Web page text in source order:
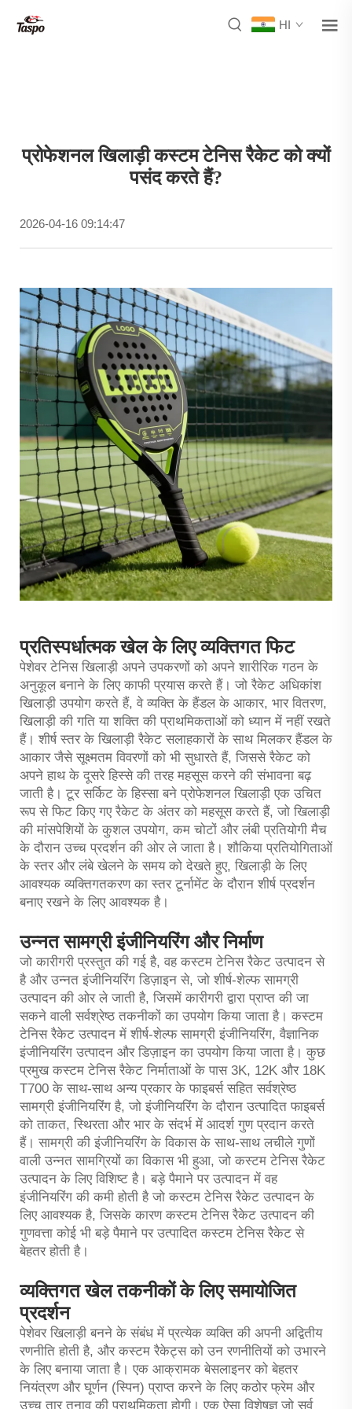
HI
प्रोफेशनल खिलाड़ी कस्टम टेनिस रैकेट को क्यों
पसंद करते हैं?
2026-04-16 09:14:47
प्रतिस्पर्धात्मक खेल के लिए व्यक्तिगत फिट
पेशेवर टेनिस खिलाड़ी अपने उपकरणों को अपने शारीरिक गठन के
अनुकूल बनाने के लिए काफी प्रयास करते हैं। जो रैकेट अधिकांश
खिलाड़ी उपयोग करते हैं, वे व्यक्ति के हैंडल के आकार, भार वितरण,
खिलाड़ी की गति या शक्ति की प्राथमिकताओं को ध्यान में नहीं रखते
हैं। शीर्ष स्तर के खिलाड़ी रैकेट सलाहकारों के साथ मिलकर हैंडल के
आकार जैसे सूक्ष्मतम विवरणों को भी सुधारते हैं, जिससे रैकेट को
अपने हाथ के दूसरे हिस्से की तरह महसूस करने की संभावना बढ़
जाती है। टूर सर्किट के हिस्सा बने प्रोफेशनल खिलाड़ी एक उचित
रूप से फिट किए गए रैकेट के अंतर को महसूस करते हैं, जो खिलाड़ी
की मांसपेशियों के कुशल उपयोग, कम चोटों और लंबी प्रतियोगी मैच
के दौरान उच्च प्रदर्शन की ओर ले जाता है। शौकिया प्रतियोगिताओं
के स्तर और लंबे खेलने के समय को देखते हुए, खिलाड़ी के लिए
आवश्यक व्यक्तिगतकरण का स्तर टूर्नामेंट के दौरान शीर्ष प्रदर्शन
बनाए रखने के लिए आवश्यक है।
उन्नत सामग्री इंजीनियरिंग और निर्माण
जो कारीगरी प्रस्तुत की गई है, वह कस्टम टेनिस रैकेट उत्पादन से
है और उन्नत इंजीनियरिंग डिज़ाइन से, जो शीर्ष-शेल्फ सामग्री
उत्पादन की ओर ले जाती है, जिसमें कारीगरी द्वारा प्राप्त की जा
सकने वाली सर्वश्रेष्ठ तकनीकों का उपयोग किया जाता है। कस्टम
टेनिस रैकेट उत्पादन में शीर्ष-शेल्फ सामग्री इंजीनियरिंग, वैज्ञानिक
इंजीनियरिंग उत्पादन और डिज़ाइन का उपयोग किया जाता है। कुछ
प्रमुख कस्टम टेनिस रैकेट निर्माताओं के पास 3K, 12K और 18K
T700 के साथ-साथ अन्य प्रकार के फाइबर्स सहित सर्वश्रेष्ठ
सामग्री इंजीनियरिंग है, जो इंजीनियरिंग के दौरान उत्पादित फाइबर्स
को ताकत, स्थिरता और भार के संदर्भ में आदर्श गुण प्रदान करते
हैं। सामग्री की इंजीनियरिंग के विकास के साथ-साथ लचीले गुणों
वाली उन्नत सामग्रियों का विकास भी हुआ, जो कस्टम टेनिस रैकेट
उत्पादन के लिए विशिष्ट है। बड़े पैमाने पर उत्पादन में वह
इंजीनियरिंग की कमी होती है जो कस्टम टेनिस रैकेट उत्पादन के
लिए आवश्यक है, जिसके कारण कस्टम टेनिस रैकेट उत्पादन की
गुणवत्ता कोई भी बड़े पैमाने पर उत्पादित कस्टम टेनिस रैकेट से
बेहतर होती है।
व्यक्तिगत खेल तकनीकों के लिए समायोजित
प्रदर्शन
पेशेवर खिलाड़ी बनने के संबंध में प्रत्येक व्यक्ति की अपनी अद्वितीय
रणनीति होती है, और कस्टम रैकेट्स को उन रणनीतियों को उभारने
के लिए बनाया जाता है। एक आक्रामक बेसलाइनर को बेहतर
नियंत्रण और घूर्णन (स्पिन) प्राप्त करने के लिए कठोर फ्रेम और
उच्च तार तनाव की प्राथमिकता होगी। एक ऐसा विशेषज्ञ जो सर्व